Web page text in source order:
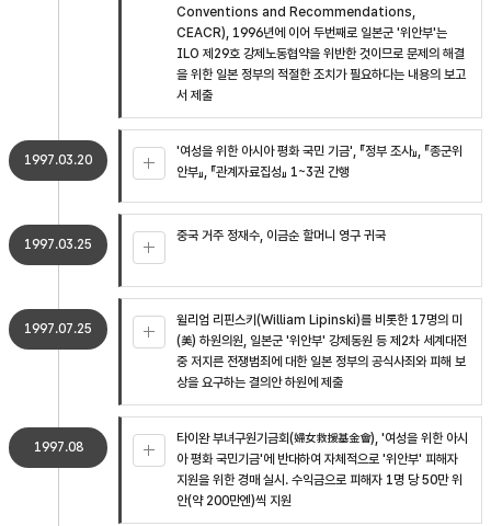
Conventions and Recommendations,
CEACR), 1996년에 이어 두번째로 일본군 '위안부'는
ILO 제29호 강제노동협약을 위반한 것이므로 문제의 해결
을 위한 일본 정부의 적절한 조치가 필요하다는 내용의 보고
서 제출
1997.03.20
'여성을 위한 아시아 평화 국민 기금', 『정부 조사』, 『종군위
안부』, 『관계자료집성』 1~3권 간행
1997.03.25
중국 거주 정재수, 이금순 할머니 영구 귀국
1997.07.25
윌리엄 리핀스키(William Lipinski)를 비롯한 17명의 미
(美) 하원의원, 일본군 '위안부' 강제동원 등 제2차 세계대전
중 저지른 전쟁범죄에 대한 일본 정부의 공식사죄와 피해 보
상을 요구하는 결의안 하원에 제출
1997.08
타이완 부녀구원기금회(婦女救援基金會), '여성을 위한 아시
아 평화 국민기금'에 반대하여 자체적으로 '위안부' 피해자
지원을 위한 경매 실시. 수익금으로 피해자 1명 당 50만 위
안(약 200만엔)씩 지원